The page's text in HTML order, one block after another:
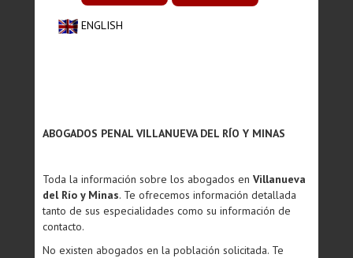
ENGLISH
ABOGADOS PENAL VILLANUEVA DEL RÍO Y MINAS
Toda la información sobre los abogados en Villanueva
del Río y Minas. Te ofrecemos información detallada
tanto de sus especialidades como su información de
contacto.
No existen abogados en la población solicitada. Te